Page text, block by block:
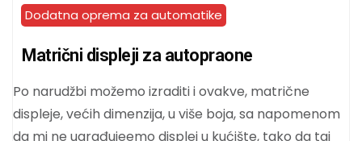
Dodatna oprema za automatike
Matrični displeji za autopraone
Po narudžbi možemo izraditi i ovakve, matrične
displeje, većih dimenzija, u više boja, sa napomenom
da mi ne ugrađujeemo displej u kućište, tako da taj